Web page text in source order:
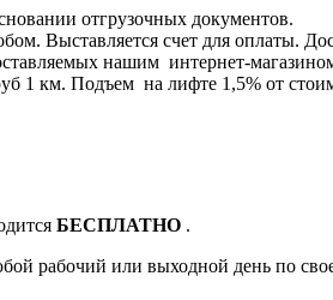
отгрузочных документов.
Выставляется счет для оплаты.
нашим интернет-
км. Подъем на лифте 1,5% от
БЕСПЛАТНО .
рабочий или выходной день по